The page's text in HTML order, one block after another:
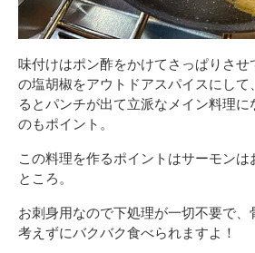
味付けはポン酢をかけてさっぱりさ
の塩胡椒をアウトドアスパイスにし
るとパンチが出て立派なメイン料理に
のもポイント。
この料理を作るポイントはサーモン
ところ。
お刺身用なので下処理が一切不要で、
考えずにバクバク食べられますよ！